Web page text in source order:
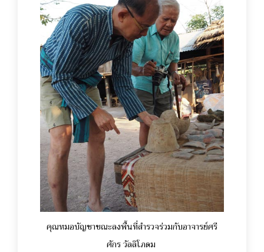
คุณหมอบัญชาขณะลงพื้นที่สำรวจร่วมกับอาจารย์ศรี
ศักร วัลลิโภดม